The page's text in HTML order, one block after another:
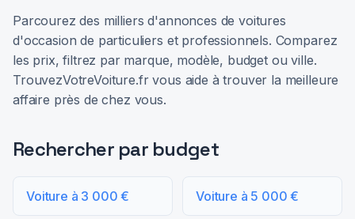
Parcourez des milliers d'annonces de voitures
d'occasion de particuliers et professionnels. Comparez
les prix, filtrez par marque, modèle, budget ou ville.
TrouvezVotreVoiture.fr vous aide à trouver la meilleure
affaire près de chez vous.
Rechercher par budget
Voiture à 3 000 € Voiture à 5 000 €